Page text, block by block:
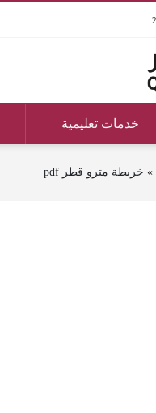
خدمات تعليمية
» خريطة مترو قطر pdf